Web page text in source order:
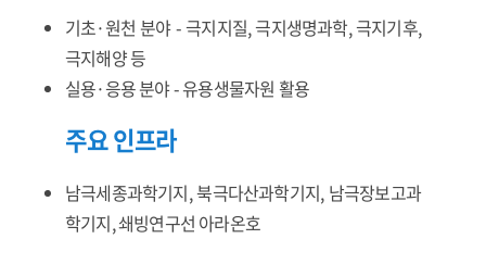
기초·원천 분야 - 극지지질, 극지생명과학, 극지기후,
극지해양 등
실용·응용 분야 - 유용생물자원 활용
주요 인프라
남극세종과학기지, 북극다산과학기지, 남극장보고과
학기지, 쇄빙연구선 아라온호